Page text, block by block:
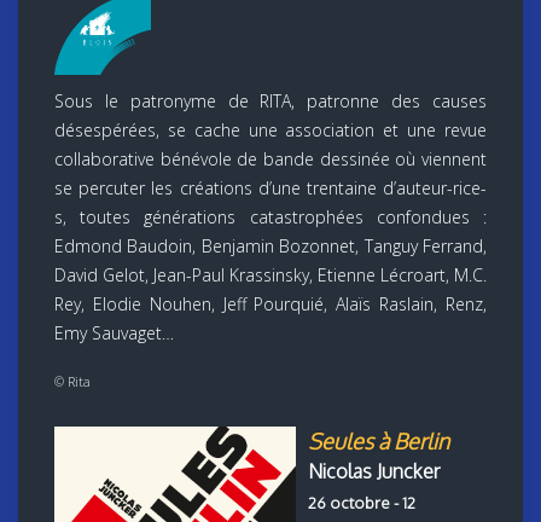
Sous le patronyme de RITA, patronne des causes
désespérées, se cache une association et une revue
collaborative bénévole de bande dessinée où viennent
se percuter les créations d’une trentaine d’auteur-rice-
s, toutes générations catastrophées confondues :
Edmond Baudoin, Benjamin Bozonnet, Tanguy Ferrand,
David Gelot, Jean-Paul Krassinsky, Etienne Lécroart, M.C.
Rey, Elodie Nouhen, Jeff Pourquié, Alaïs Raslain, Renz,
Emy Sauvaget…
© Rita
Seules à Berlin
Nicolas Juncker
26 octobre - 12